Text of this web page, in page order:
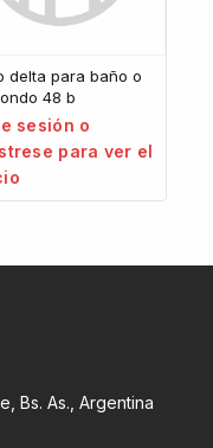
delta para baño o
48 b
sesión o
para ver el
Bs. As., Argentina